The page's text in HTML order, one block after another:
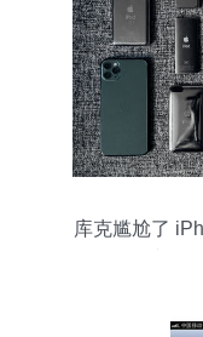
库克尴尬了